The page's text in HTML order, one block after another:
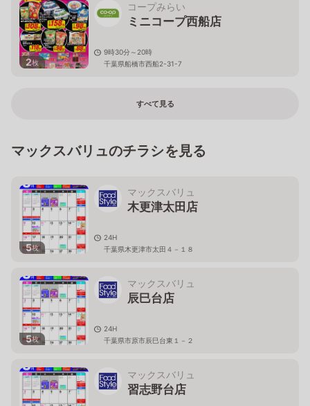
2枚
コープみらい
ミニコープ西船店
9時30分～20時
千葉県船橋市西船2-31-7
すべて見る
マックスバリュのチラシを見る
5枚
マックスバリュ
木更津太田店
24H
千葉県木更津市太田４－１８
5枚
マックスバリュ
辰巳台店
24H
千葉県市原市辰巳台東１－２
マックスバリュ
習志野台店